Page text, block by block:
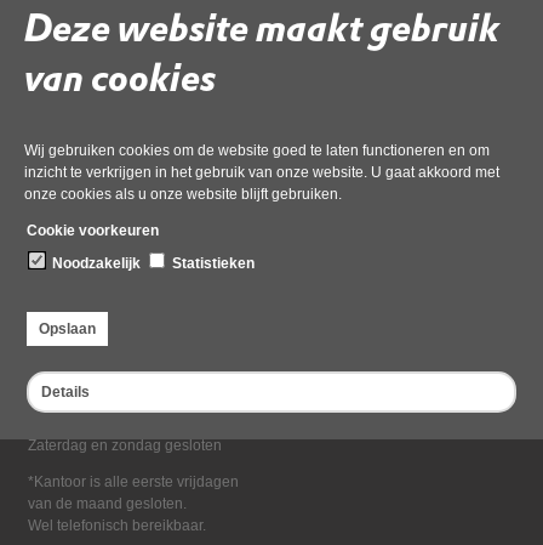
Deze website maakt gebruik
van cookies
Wij gebruiken cookies om de website goed te laten functioneren en om
inzicht te verkrijgen in het gebruik van onze website. U gaat akkoord met
onze cookies als u onze website blijft gebruiken.
Cookie voorkeuren
Noodzakelijk
Statistieken
Opslaan
Details
Bezoekadres
Dampten 2, 1624 NR Hoorn
Postbus 2095, 1620 EB Hoorn
Openingstijden kantoor
Maandag tot en met vrijdag*
van 08:00 tot 16:30
Zaterdag en zondag gesloten
*Kantoor is alle eerste vrijdagen
van de maand gesloten.
Wel telefonisch bereikbaar.